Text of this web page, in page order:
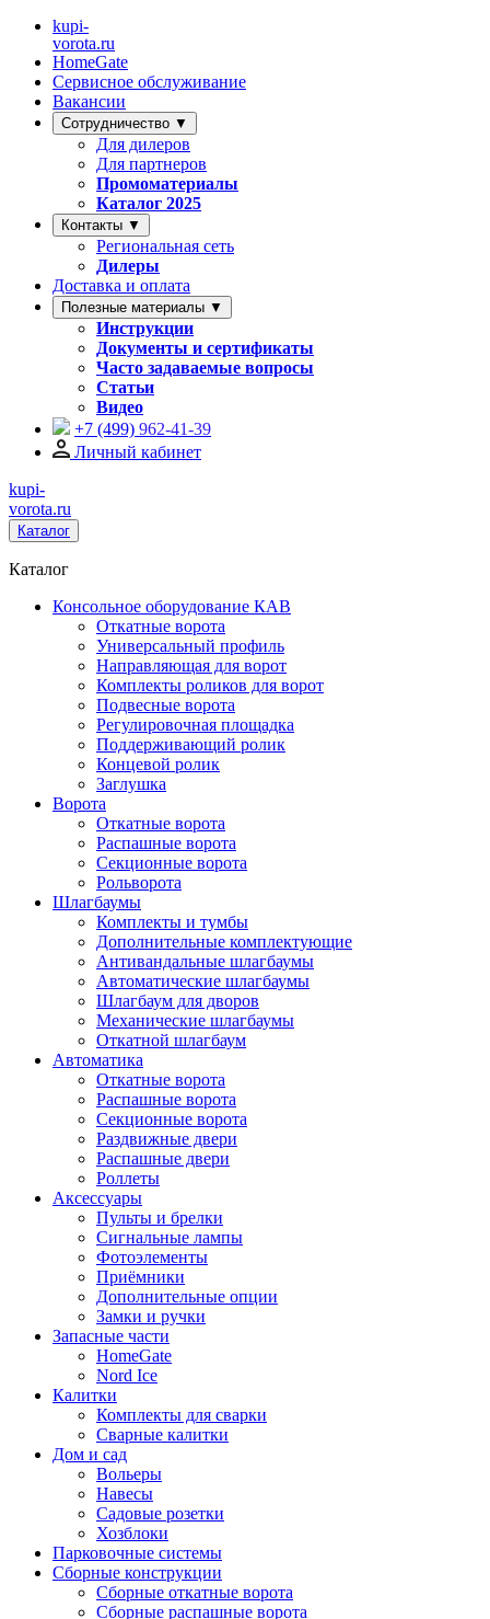
kupi-
vorota.ru
HomeGate
Сервисное обслуживание
Вакансии
Сотрудничество ▼
Для дилеров
Для партнеров
Промоматериалы
Каталог 2025
Контакты ▼
Региональная сеть
Дилеры
Доставка и оплата
Полезные материалы ▼
Инструкции
Документы и сертификаты
Часто задаваемые вопросы
Статьи
Видео
+7 (499) 962-41-39
Личный кабинет
kupi-
vorota.ru
Каталог
Каталог
Консольное оборудование КАВ
Откатные ворота
Универсальный профиль
Направляющая для ворот
Комплекты роликов для ворот
Подвесные ворота
Регулировочная площадка
Поддерживающий ролик
Концевой ролик
Заглушка
Ворота
Откатные ворота
Распашные ворота
Секционные ворота
Рольворота
Шлагбаумы
Комплекты и тумбы
Дополнительные комплектующие
Антивандальные шлагбаумы
Автоматические шлагбаумы
Шлагбаум для дворов
Механические шлагбаумы
Откатной шлагбаум
Автоматика
Откатные ворота
Распашные ворота
Секционные ворота
Раздвижные двери
Распашные двери
Роллеты
Аксессуары
Пульты и брелки
Сигнальные лампы
Фотоэлементы
Приёмники
Дополнительные опции
Замки и ручки
Запасные части
HomeGate
Nord Ice
Калитки
Комплекты для сварки
Сварные калитки
Дом и сад
Вольеры
Навесы
Садовые розетки
Хозблоки
Парковочные системы
Сборные конструкции
Сборные откатные ворота
Сборные распашные ворота